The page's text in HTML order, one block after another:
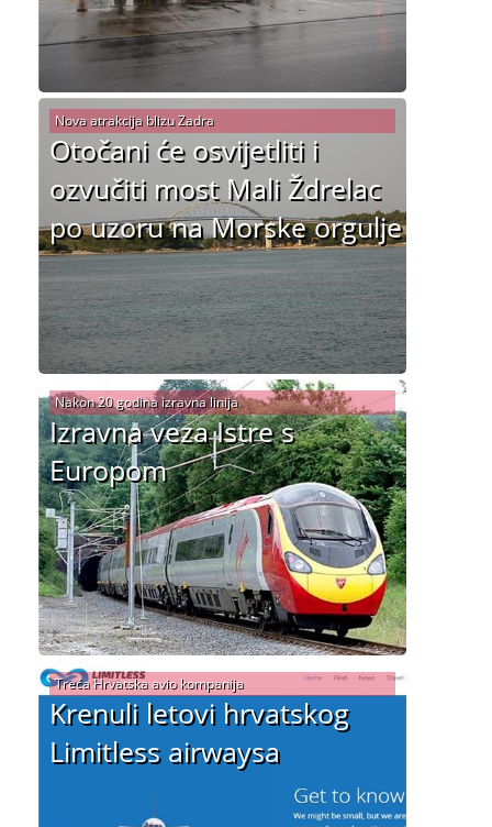
Otočani će osvijetliti i
ozvučiti most Mali Ždrelac
po uzoru na Morske orgulje
Nova atrakcija blizu Zadra
Izravna veza Istre s
Europom
Nakon 20 godina izravna linija
Krenuli letovi hrvatskog
Limitless airwaysa
Treća Hrvatska avio kompanija